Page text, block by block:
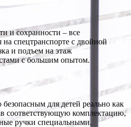
и сохранности – все
спецтранспорте с двойной
и подъем на этаж
с большим опытом.
для детей реально как
соответствующую комплектацию,
ручки специальными.